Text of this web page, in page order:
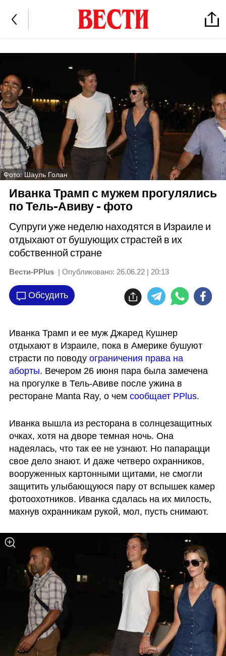
Фото: Шауль Голан
Иванка Трамп с мужем прогулялись
по Тель-Авиву - фото
Супруги уже неделю находятся в Израиле и
отдыхают от бушующих страстей в их
собственной стране
Вести-PPlus | Опубликовано: 26.06.22 | 20:13
Обсудить
Иванка Трамп и ее муж Джаред Кушнер
отдыхают в Израиле, пока в Америке бушуют
страсти по поводу ограничения права на
аборты. Вечером 26 июня пара была замечена
на прогулке в Тель-Авиве после ужина в
ресторане Manta Ray, о чем сообщает PPlus.
Иванка вышла из ресторана в солнцезащитных
очках, хотя на дворе темная ночь. Она
надеялась, что так ее не узнают. Но папарацци
свое дело знают. И даже четверо охранников,
вооруженных картонными щитами, не смогли
защитить улыбающуюся пару от вспышек камер
фотоохотников. Иванка сдалась на их милость,
махнув охранникам рукой, мол, пусть снимают.